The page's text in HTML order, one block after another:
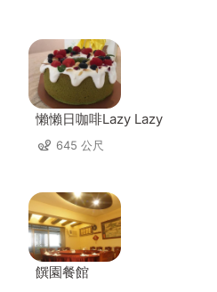
懶懶日咖啡Lazy Lazy
645 公尺
饌園餐館